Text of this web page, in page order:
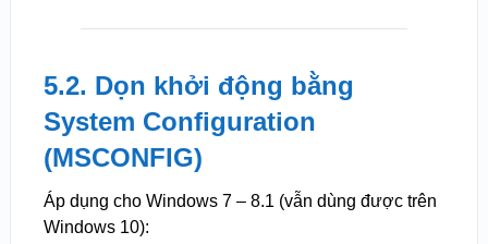
5.2. Dọn khởi động bằng
System Configuration
(MSCONFIG)
Áp dụng cho Windows 7 – 8.1 (vẫn dùng được trên
Windows 10):